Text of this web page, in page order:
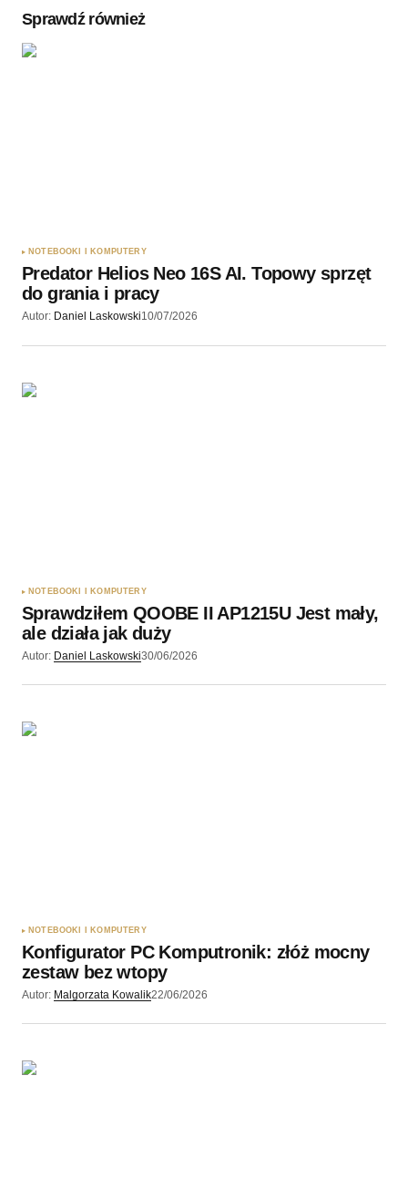
Wyślij komentarz
Sprawdź również
NOTEBOOKI I KOMPUTERY
Predator Helios Neo 16S AI. Topowy sprzęt
do grania i pracy
Autor: Daniel Laskowski10/07/2026
NOTEBOOKI I KOMPUTERY
Sprawdziłem QOOBE II AP1215U Jest mały,
ale działa jak duży
Autor: Daniel Laskowski30/06/2026
NOTEBOOKI I KOMPUTERY
Konfigurator PC Komputronik: złóż mocny
zestaw bez wtopy
Autor: Malgorzata Kowalik22/06/2026